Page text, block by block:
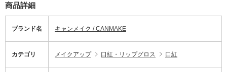
商品詳細
ブランド名 キャンメイク / CANMAKE
カテゴリ メイクアップ 口紅・リップグロス 口紅